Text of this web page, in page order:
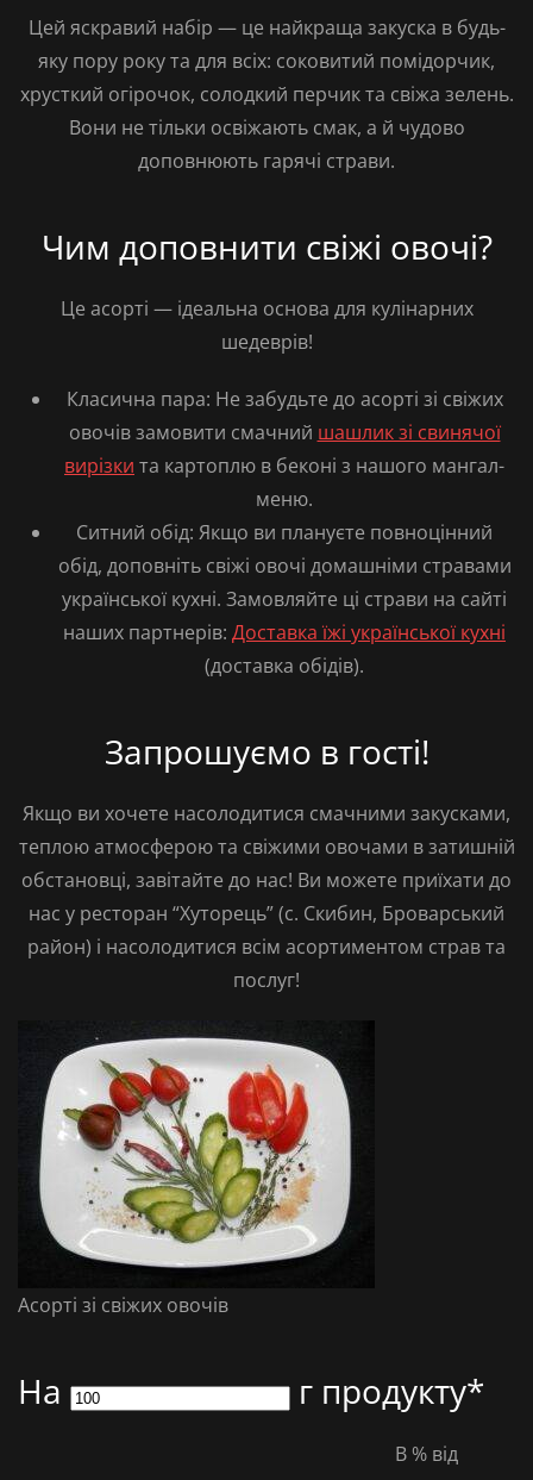
Цей яскравий набір — це найкраща закуска в будь-
яку пору року та для всіх: соковитий помідорчик,
хрусткий огірочок, солодкий перчикта свіжа зелень.
Вони не тільки освіжають смак, а й чудово
доповнюють гарячі страви.
Чим доповнити свіжі овочі?
Це асорті — ідеальна основа для кулінарних
шедеврів!
Класична пара: Не забудьте до асорті зі свіжих
овочів замовити смачний шашлик зі свинячої
вирізки та картоплю в беконі з нашого мангал-
меню.
Ситний обід: Якщо ви плануєте повноцінний
обід, доповніть свіжі овочі домашніми стравами
української кухні. Замовляйте ці страви на сайті
наших партнерів: Доставка їжі української кухні
(доставка обідів).
Запрошуємо в гості!
Якщо ви хочете насолодитися смачними закусками,
теплою атмосферою та свіжими овочами в затишній
обстановці, завітайте до нас! Ви можете приїхати до
нас у ресторан “Хуторець”(с. Скибин, Броварський
район) і насолодитися всім асортиментом страв та
послуг!
Асорті зі свіжих овочів
На г продукту*
В % від